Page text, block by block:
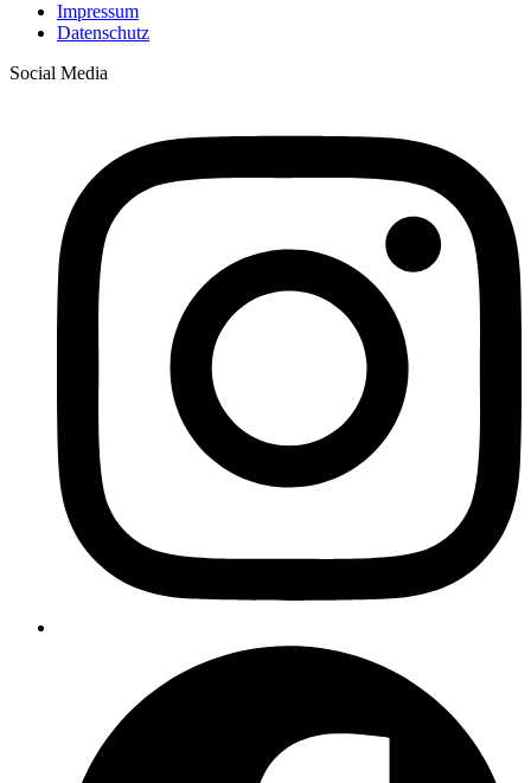
Impressum
Datenschutz
Social Media